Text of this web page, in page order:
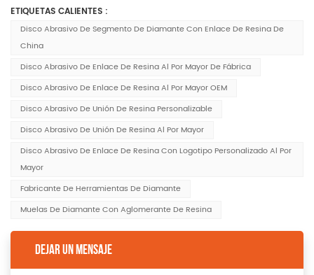
ETIQUETAS CALIENTES :
Disco Abrasivo De Segmento De Diamante Con Enlace De Resina De
China
Disco Abrasivo De Enlace De Resina Al Por Mayor De Fábrica
Disco Abrasivo De Enlace De Resina Al Por Mayor OEM
Disco Abrasivo De Unión De Resina Personalizable
Disco Abrasivo De Unión De Resina Al Por Mayor
Disco Abrasivo De Enlace De Resina Con Logotipo Personalizado Al Por
Mayor
Fabricante De Herramientas De Diamante
Muelas De Diamante Con Aglomerante De Resina
DEJAR UN MENSAJE